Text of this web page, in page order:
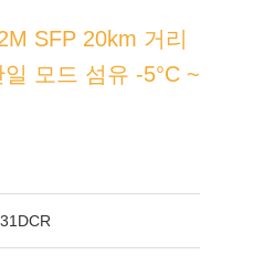
SFP 20km 거리
모드 섬유 -5°C ~